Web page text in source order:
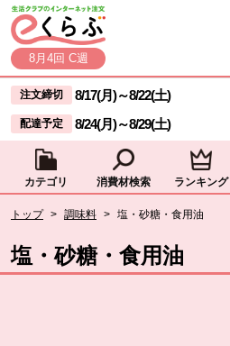
ページの先頭です。
本文へジャンプする。
8月4回 C週
ここからサイト内共通メニューです。
サイト内共通メニューをスキップする
注文締切 8/17(月)～8/22(土)
配達予定 8/24(月)～8/29(土)
カテゴリ 消費材検索 ランキング
トップ > 調味料 > 塩・砂糖・食用油
塩・砂糖・食用油